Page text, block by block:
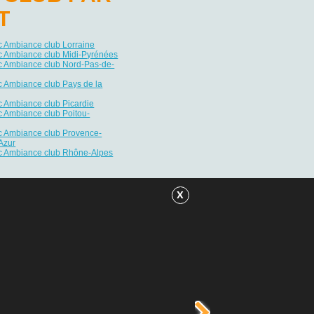
Ambiance club Lorraine
Ambiance club Midi-Pyrénées
Ambiance club Nord-Pas-de-
Ambiance club Pays de la
Ambiance club Picardie
Ambiance club Poitou-
Ambiance club Provence-
Ambiance club Rhône-Alpes
VIP / Premium
club
/ Top famille
/ toboggans
couverte / chauffée
insolites
mer
x